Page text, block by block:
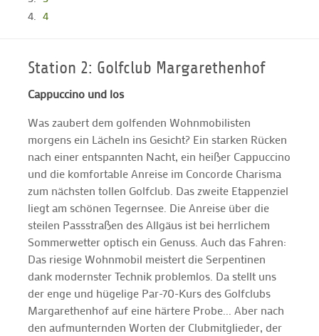
4
Station 2: Golfclub Margarethenhof
Cappuccino und los
Was zaubert dem golfenden Wohnmobilisten
morgens ein Lächeln ins Gesicht? Ein starken Rücken
nach einer entspannten Nacht, ein heißer Cappuccino
und die komfortable Anreise im Concorde Charisma
zum nächsten tollen Golfclub. Das zweite Etappenziel
liegt am schönen Tegernsee. Die Anreise über die
steilen Passstraßen des Allgäus ist bei herrlichem
Sommerwetter optisch ein Genuss. Auch das Fahren:
Das riesige Wohnmobil meistert die Serpentinen
dank modernster Technik problemlos. Da stellt uns
der enge und hügelige Par-70-Kurs des Golfclubs
Margarethenhof auf eine härtere Probe... Aber nach
den aufmunternden Worten der Clubmitglieder, der